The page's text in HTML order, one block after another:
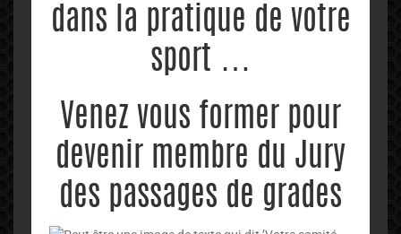
dans la pratique de votre
sport …
Venez vous former pour
devenir membre du Jury
des passages de grades